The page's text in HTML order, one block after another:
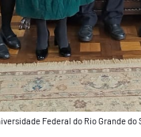
Federal do Rio Grande do